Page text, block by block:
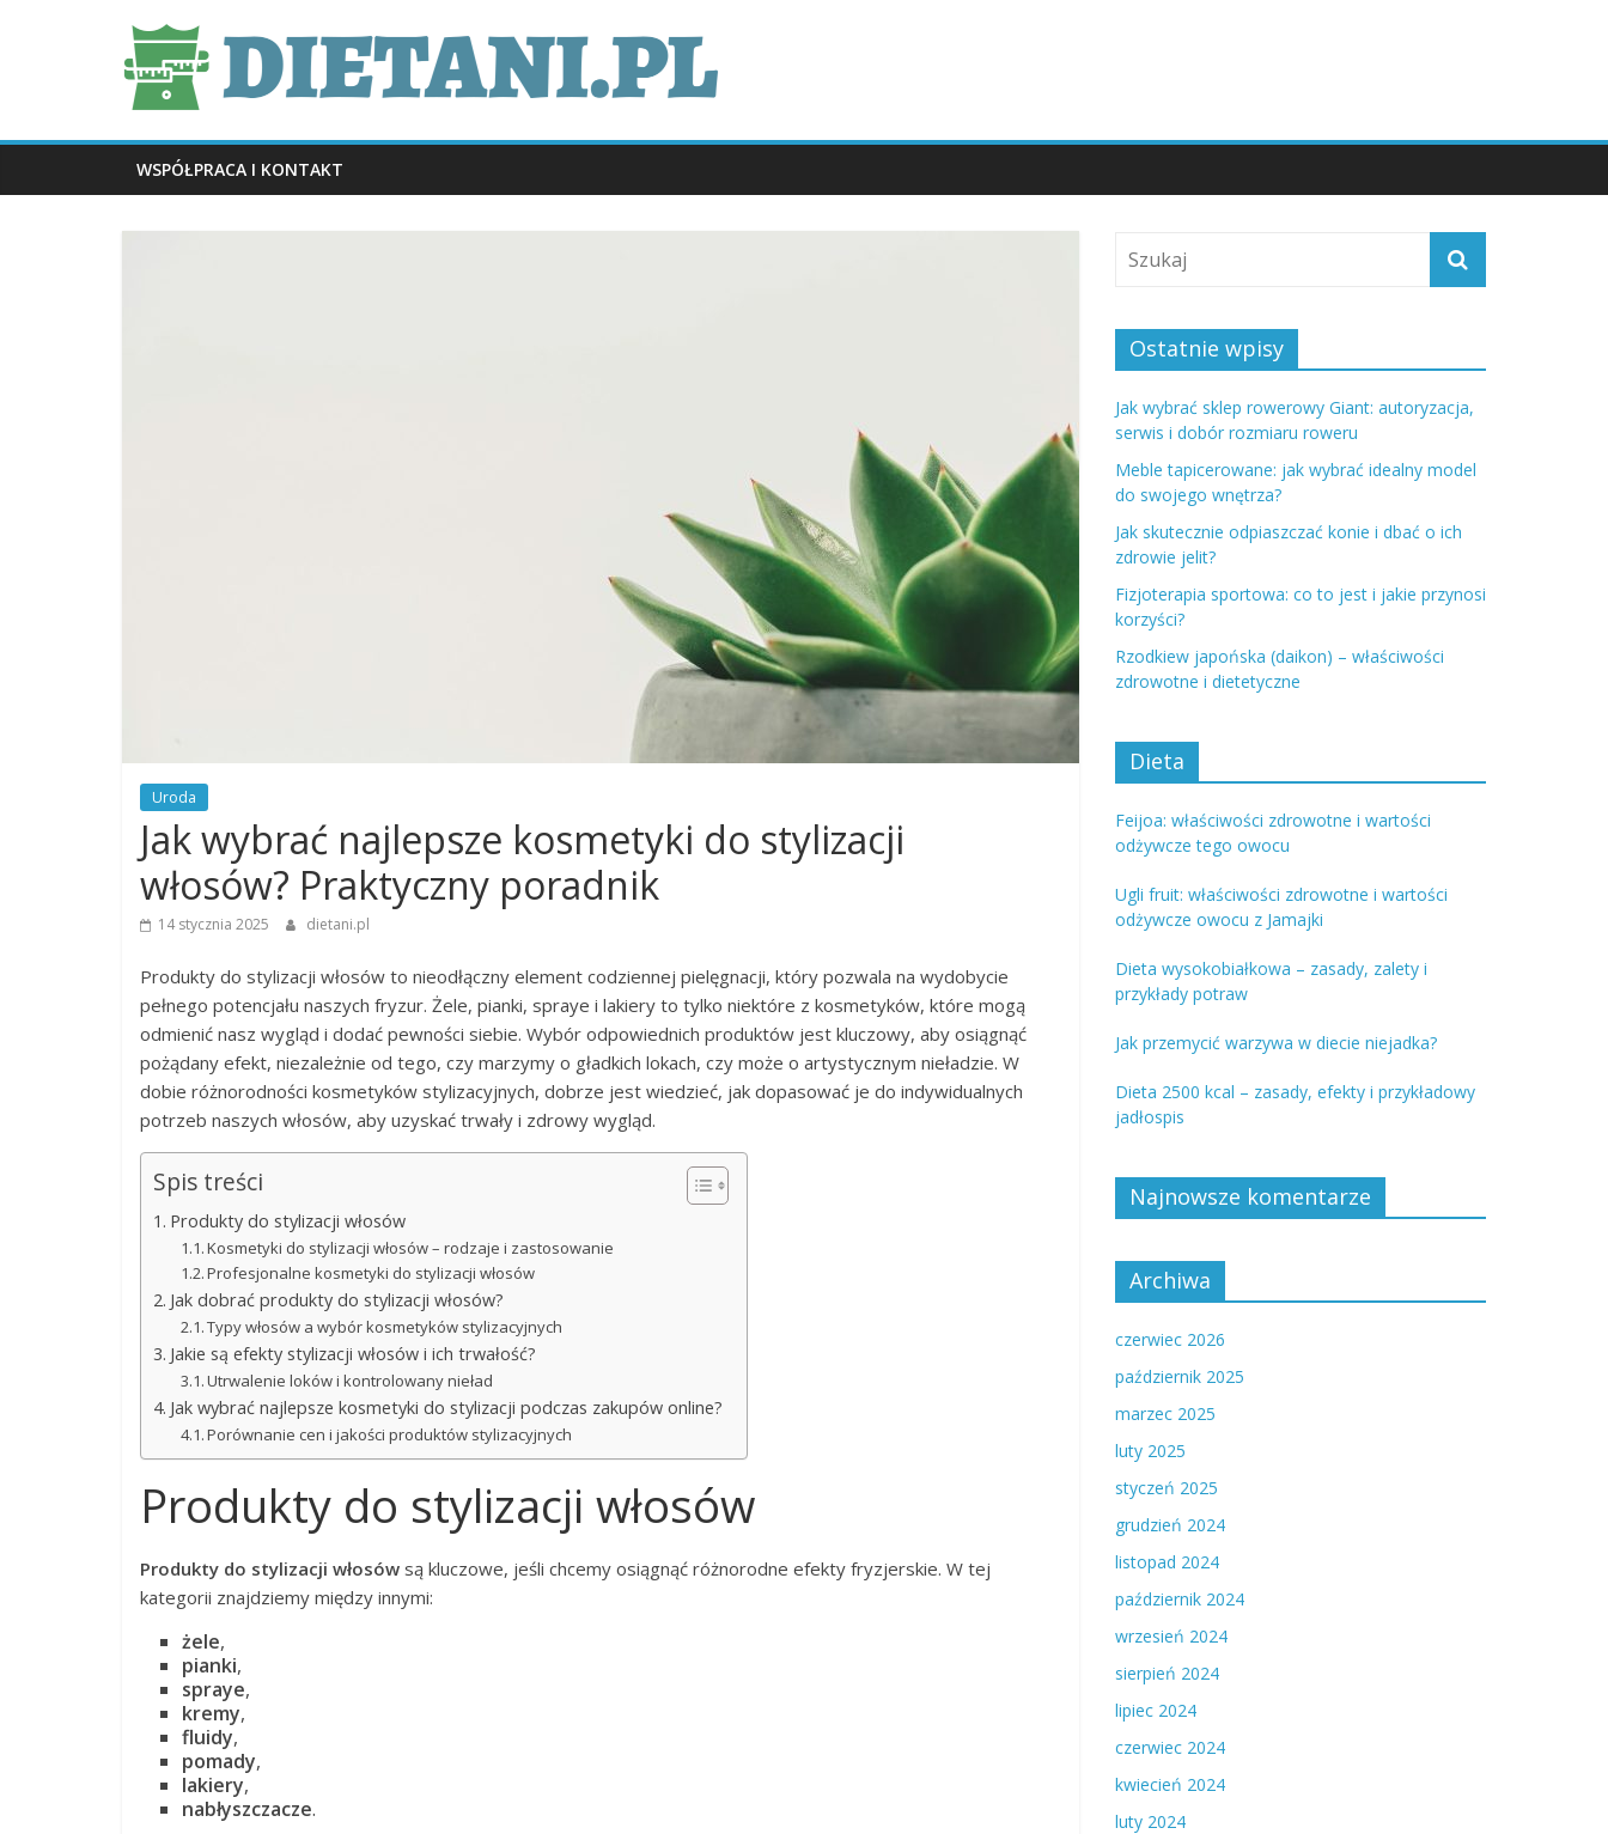
dietani.pl
WSPÓŁPRACA I KONTAKT
Uroda
Jak wybrać najlepsze kosmetyki do stylizacji
włosów? Praktyczny poradnik
14 stycznia 2025 dietani.pl
Produkty do stylizacji włosów to nieodłączny element codziennej pielęgnacji, który pozwala na wydobycie
pełnego potencjału naszych fryzur. Żele, pianki, spraye i lakiery to tylko niektóre z kosmetyków, które mogą
odmienić nasz wygląd i dodać pewności siebie. Wybór odpowiednich produktów jest kluczowy, aby osiągnąć
pożądany efekt, niezależnie od tego, czy marzymy o gładkich lokach, czy może o artystycznym nieładzie. W
dobie różnorodności kosmetyków stylizacyjnych, dobrze jest wiedzieć, jak dopasować je do indywidualnych
potrzeb naszych włosów, aby uzyskać trwały i zdrowy wygląd.
Spis treści
Produkty do stylizacji włosów
Kosmetyki do stylizacji włosów – rodzaje i zastosowanie
Profesjonalne kosmetyki do stylizacji włosów
Jak dobrać produkty do stylizacji włosów?
Typy włosów a wybór kosmetyków stylizacyjnych
Jakie są efekty stylizacji włosów i ich trwałość?
Utrwalenie loków i kontrolowany nieład
Jak wybrać najlepsze kosmetyki do stylizacji podczas zakupów online?
Porównanie cen i jakości produktów stylizacyjnych
Produkty do stylizacji włosów
Produkty do stylizacji włosów są kluczowe, jeśli chcemy osiągnąć różnorodne efekty fryzjerskie. W tej
kategorii znajdziemy między innymi:
żele,
pianki,
spraye,
kremy,
fluidy,
pomady,
lakiery,
nabłyszczacze.
Ostatnie wpisy
Jak wybrać sklep rowerowy Giant: autoryzacja,
serwis i dobór rozmiaru roweru
Meble tapicerowane: jak wybrać idealny model
do swojego wnętrza?
Jak skutecznie odpiaszczać konie i dbać o ich
zdrowie jelit?
Fizjoterapia sportowa: co to jest i jakie przynosi
korzyści?
Rzodkiew japońska (daikon) – właściwości
zdrowotne i dietetyczne
Dieta
Feijoa: właściwości zdrowotne i wartości
odżywcze tego owocu
Ugli fruit: właściwości zdrowotne i wartości
odżywcze owocu z Jamajki
Dieta wysokobiałkowa – zasady, zalety i
przykłady potraw
Jak przemycić warzywa w diecie niejadka?
Dieta 2500 kcal – zasady, efekty i przykładowy
jadłospis
Najnowsze komentarze
Archiwa
czerwiec 2026
październik 2025
marzec 2025
luty 2025
styczeń 2025
grudzień 2024
listopad 2024
październik 2024
wrzesień 2024
sierpień 2024
lipiec 2024
czerwiec 2024
kwiecień 2024
luty 2024